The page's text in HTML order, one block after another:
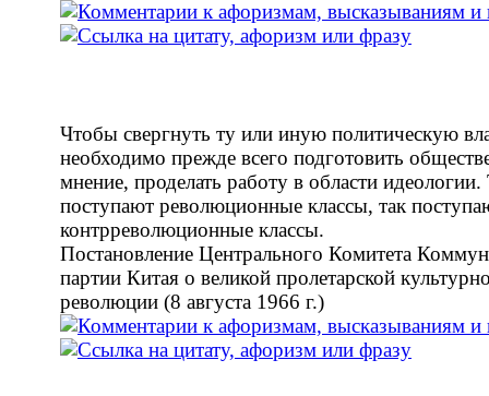
Чтобы свергнуть ту или иную политическую
необходимо прежде всего подготовить
мнение, проделать работу в области идеологии.
поступают революционные классы, так
контрреволюционные классы.
Постановление Центрального Комитета
партии Китая о великой пролетарской
революции (8 августа 1966 г.)